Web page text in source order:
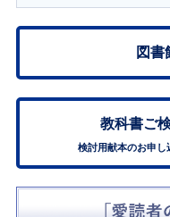
図書
教科書ご
検討用献本のお申し